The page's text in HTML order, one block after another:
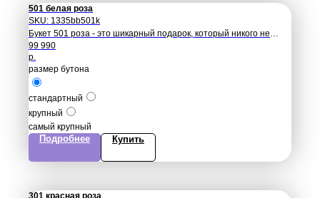
501 белая роза
SKU: 1335bb501k
Букет 501 роза - это шикарный подарок, который никого не
оставит равнодушным.
99 990
р.
размер бутона
стандартный
крупный
самый крупный
Подробнее Купить
301 красная роза